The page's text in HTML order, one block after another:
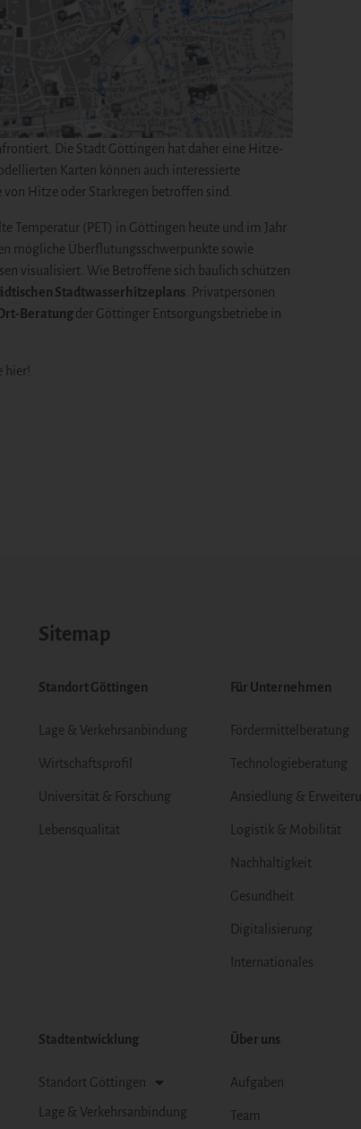
Die Stadt Göttingen hat daher eine Hitze-
Karten können auch interessierte
Hitze oder Starkregen betroffen sind.
Temperatur (PET) in Göttingen heute und im Jahr
mögliche Überflutungsschwerpunkte sowie
visualisiert. Wie Betroffene sich baulich schützen
Stadtwasserhitzeplans . Privatpersonen
Beratungder Göttinger Entsorgungsbetriebe in
hier!
Sitemap
Standort Göttingen
Lage & Verkehrsanbindung
Wirtschaftsprofil
Universität & Forschung
Lebensqualität
Für Unternehmen
Fördermittelberatung
Technologieberatung
Ansiedlung &
Logistik & Mobilität
Nachhaltigkeit
Gesundheit
Digitalisierung
Internationales
Stadtentwicklung
Standort Göttingen
Lage & Verkehrsanbindung
Über uns
Aufgaben
Team